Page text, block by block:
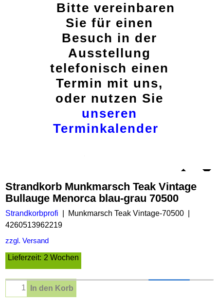
Bitte vereinbaren
Sie für einen
Besuch in der
Ausstellung
telefonisch einen
Termin mit uns,
oder nutzen Sie
unseren
Terminkalender
Strandkorb Munkmarsch Teak Vintage
Bullauge Menorca blau-grau 70500
Strandkorbprofi
Munkmarsch Teak Vintage-70500
4260513962219
zzgl. Versand
Lieferzeit: 2 Wochen
In den Korb